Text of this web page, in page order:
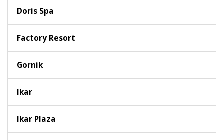
Doris Spa
Factory Resort
Gornik
Ikar
Ikar Plaza